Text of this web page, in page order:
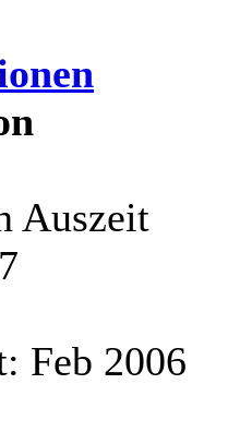
Auszeit
Feb 2006